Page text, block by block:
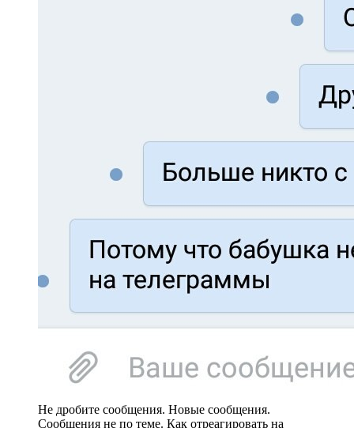
Не дробите сообщения. Новые сообщения.
Сообщения не по теме. Как отреагировать на